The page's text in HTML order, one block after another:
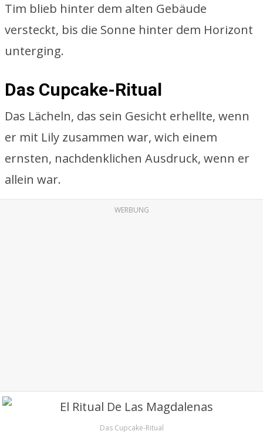
Tim blieb hinter dem alten Gebäude
versteckt, bis die Sonne hinter dem Horizont
unterging.
Das Cupcake-Ritual
Das Lächeln, das sein Gesicht erhellte, wenn
er mit Lily zusammen war, wich einem
ernsten, nachdenklichen Ausdruck, wenn er
allein war.
WERBUNG
Das Cupcake-Ritual